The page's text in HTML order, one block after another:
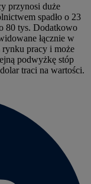
przynosi duże
spadło o 23
80 tys. Dodatkowo
łącznie w
rynku pracy i może
podwyżkę stóp
traci na wartości.